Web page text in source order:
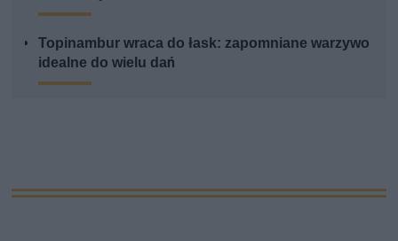
Topinambur wraca do łask: zapomniane warzywo
idealne do wielu dań